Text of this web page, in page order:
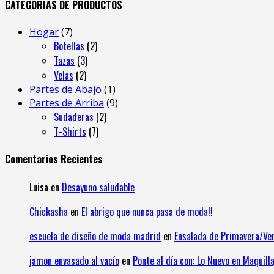
CATEGORIAS DE PRODUCTOS
Hogar 7
Botellas 2
Tazas 3
Velas 2
Partes de Abajo 1
Partes de Arriba 9
Sudaderas 2
T-Shirts 7
Comentarios Recientes
Luisa en Desayuno saludable
Chickasha en El abrigo que nunca pasa de moda!!
escuela de diseño de moda madrid en Ensalada de Primavera/
jamon envasado al vacío en Ponte al día con: Lo Nuevo en